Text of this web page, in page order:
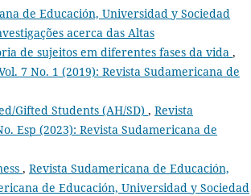
de Educación, Universidad y Sociedad
acerca das Altas
de sujeitos em diferentes fases da vida ,
7 No. 1 (2019): Revista Sudamericana de
Gifted Students (AH/SD) , Revista
Esp (2023): Revista Sudamericana de
, Revista Sudamericana de Educación,
de Educación, Universidad y Sociedad